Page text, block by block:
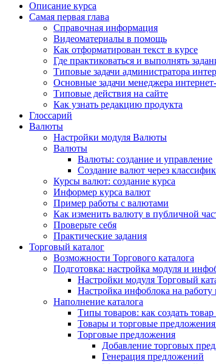
Описание курса
Самая первая глава
Справочная информация
Видеоматериалы в помощь
Как отформатирован текст в курсе
Где практиковаться и выполнять
Типовые задачи администратора
Основные задачи менеджера
Типовые действия на сайте
Как узнать редакцию продукта
Глоссарий
Валюты
Настройки модуля Валюты
Валюты
Валюты: создание и управление
Создание валют через
Курсы валют: создание курса
Информер курса валют
Пример работы с валютами
Как изменить валюту в публичной
Проверьте себя
Практические задания
Торговый каталог
Возможности Торгового каталога
Подготовка: настройка модуля и
Настройки модуля Торговый
Настройка инфоблока на работу
Наполнение каталога
Типы товаров: как создать
Товары и торговые
Торговые предложения
Добавление торговых
Генерация предложений